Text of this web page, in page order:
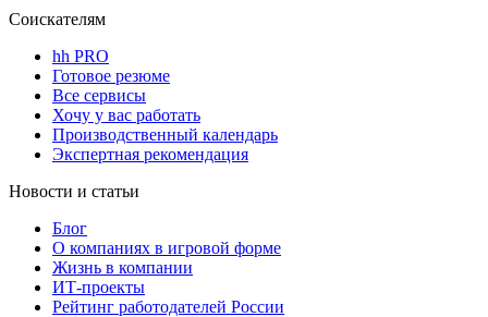
Соискателям
hh PRO
Готовое резюме
Все сервисы
Хочу у вас работать
Производственный календарь
Экспертная рекомендация
Новости и статьи
Блог
О компаниях в игровой форме
Жизнь в компании
ИТ-проекты
Рейтинг работодателей России